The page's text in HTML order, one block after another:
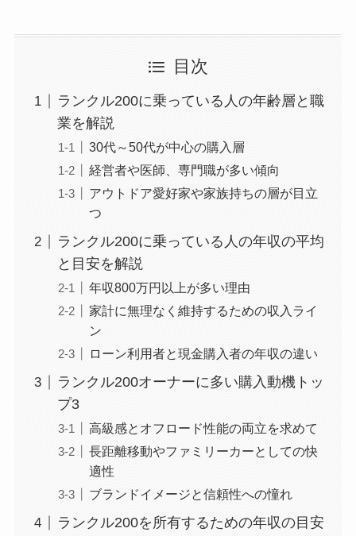
目次
ランクル200に乗っている人の年齢層と職
業を解説
30代～50代が中心の購入層
経営者や医師、専門職が多い傾向
アウトドア愛好家や家族持ちの層が目立
つ
ランクル200に乗っている人の年収の平均
と目安を解説
年収800万円以上が多い理由
家計に無理なく維持するための収入ライ
ン
ローン利用者と現金購入者の年収の違い
ランクル200オーナーに多い購入動機トッ
プ3
高級感とオフロード性能の両立を求めて
長距離移動やファミリーカーとしての快
適性
ブランドイメージと信頼性への憧れ
ランクル200を所有するための年収の目安